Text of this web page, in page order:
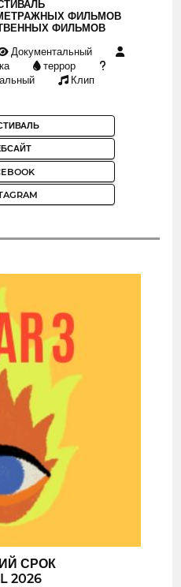
ФИЛЬМОВ
ФИЛЬМОВ
Документальный
террор
Клип
СРОК
2026